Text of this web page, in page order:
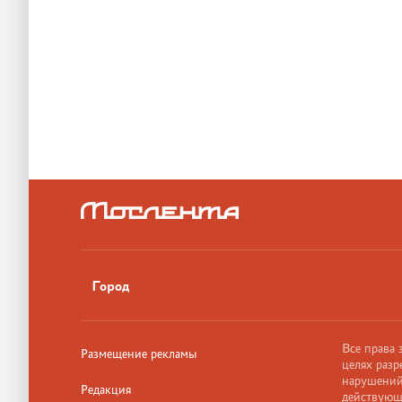
Город
Размещение рекламы
Редакция
Все права
целях